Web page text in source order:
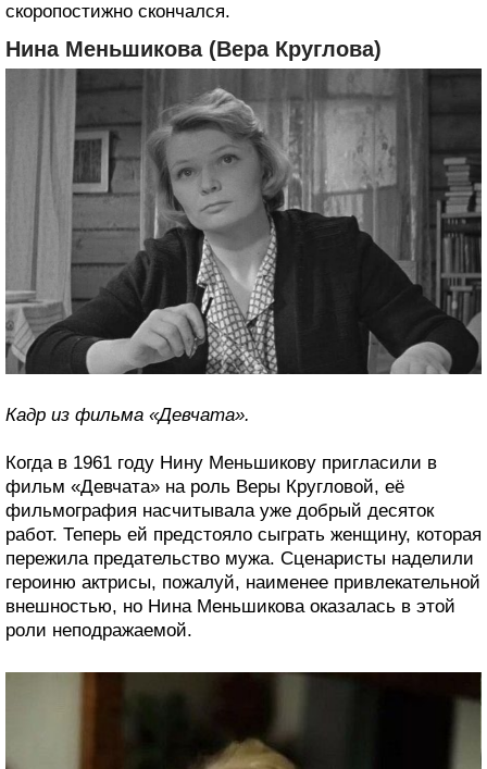
скоропостижно скончался.
Нина Меньшикова (Вера Круглова)
Кадр из фильма «Девчата».
Когда в 1961 году Нину Меньшикову пригласили в
фильм «Девчата» на роль Веры Кругловой, её
фильмография насчитывала уже добрый десяток
работ. Теперь ей предстояло сыграть женщину, которая
пережила предательство мужа. Сценаристы наделили
героиню актрисы, пожалуй, наименее привлекательной
внешностью, но Нина Меньшикова оказалась в этой
роли неподражаемой.